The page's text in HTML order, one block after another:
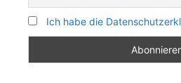
Ich habe die